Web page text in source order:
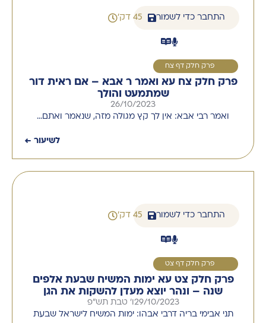
התחבר כדי לשמור 45 דק'
פרק חלק דף צח
פרק חלק צח עא ואמר ר אבא – אם ראית דור
שמתמעט והולך
26/10/2023
ואמר רבי אבא: אין לך קץ מגולה מזה, שנאמר ואתם…
לשיעור ←
התחבר כדי לשמור 45 דק'
פרק חלק דף צט
פרק חלק צט עא ימות המשיח שבעת אלפים
שנה – ונהר יוצא מעדן להשקות את הגן
29/10/2023 ו' טבת תש"פ
תני אבימי בריה דרבי אבהו: ימות המשיח לישראל שבעת